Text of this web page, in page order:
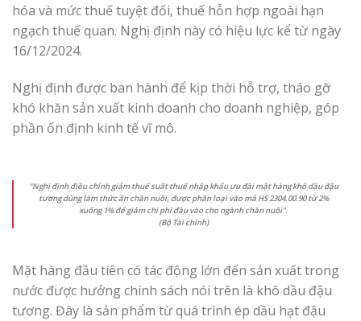
hóa và mức thuế tuyệt đối, thuế hỗn hợp ngoài hạn
ngạch thuế quan. Nghị định này có hiệu lực kể từ ngày
16/12/2024.
Nghị định được ban hành để kịp thời hỗ trợ, tháo gỡ
khó khăn sản xuất kinh doanh cho doanh nghiệp, góp
phần ổn định kinh tế vĩ mô.
“Nghị định điều chỉnh giảm thuế suất thuế nhập khẩu ưu đãi mặt hàng khô dầu đậu
tương dùng làm thức ăn chăn nuôi, được phân loại vào mã HS 2304.00.90 từ 2%
xuống 1% để giảm chi phí đầu vào cho ngành chăn nuôi”.
(Bộ Tài chính)
Mặt hàng đầu tiên có tác động lớn đến sản xuất trong
nước được hưởng chính sách nói trên là khô dầu đậu
tương. Đây là sản phẩm từ quá trình ép dầu hạt đậu